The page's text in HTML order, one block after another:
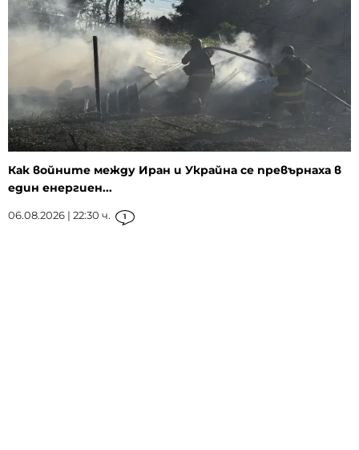
Как войните между Иран и Украйна се превърнаха в
един енергиен...
06.08.2026 | 22:30 ч. 1